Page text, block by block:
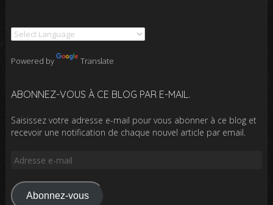
Powered by Translate
ABONNEZ-VOUS À CE BLOG PAR E-MAIL.
Saisissez votre adresse e-mail pour vous abonner à ce blog et
recevoir une notification de chaque nouvel article par email.
Adresse
mail
Abonnez-vous